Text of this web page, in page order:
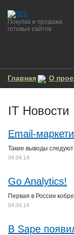
Покупка и продажа
готовых сайтов
Главная О
IT Новости
Email-
Такие выводы
04.04.14
Go Analytics!
Первая в России
04.04.14
В Sape